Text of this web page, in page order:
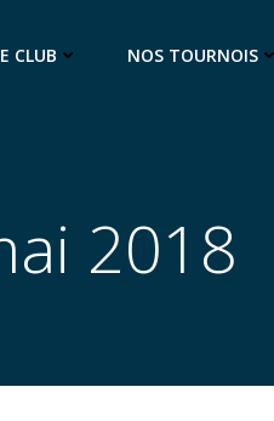
CLUB NOS TOURNOIS
2018